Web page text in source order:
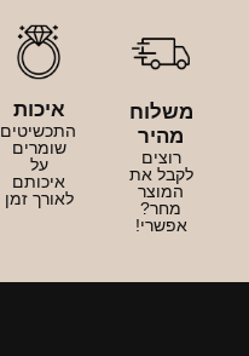
משלוח
מהיר
רוצים
לקבל את
המוצר
מחר?
אפשרי!
איכות
התכשיטים
שומרים
על
איכותם
לאורך זמן